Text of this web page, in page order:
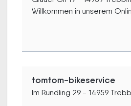
Willkommen in unserem
tomtom-bikeservice
Im Rundling 29 - 14959